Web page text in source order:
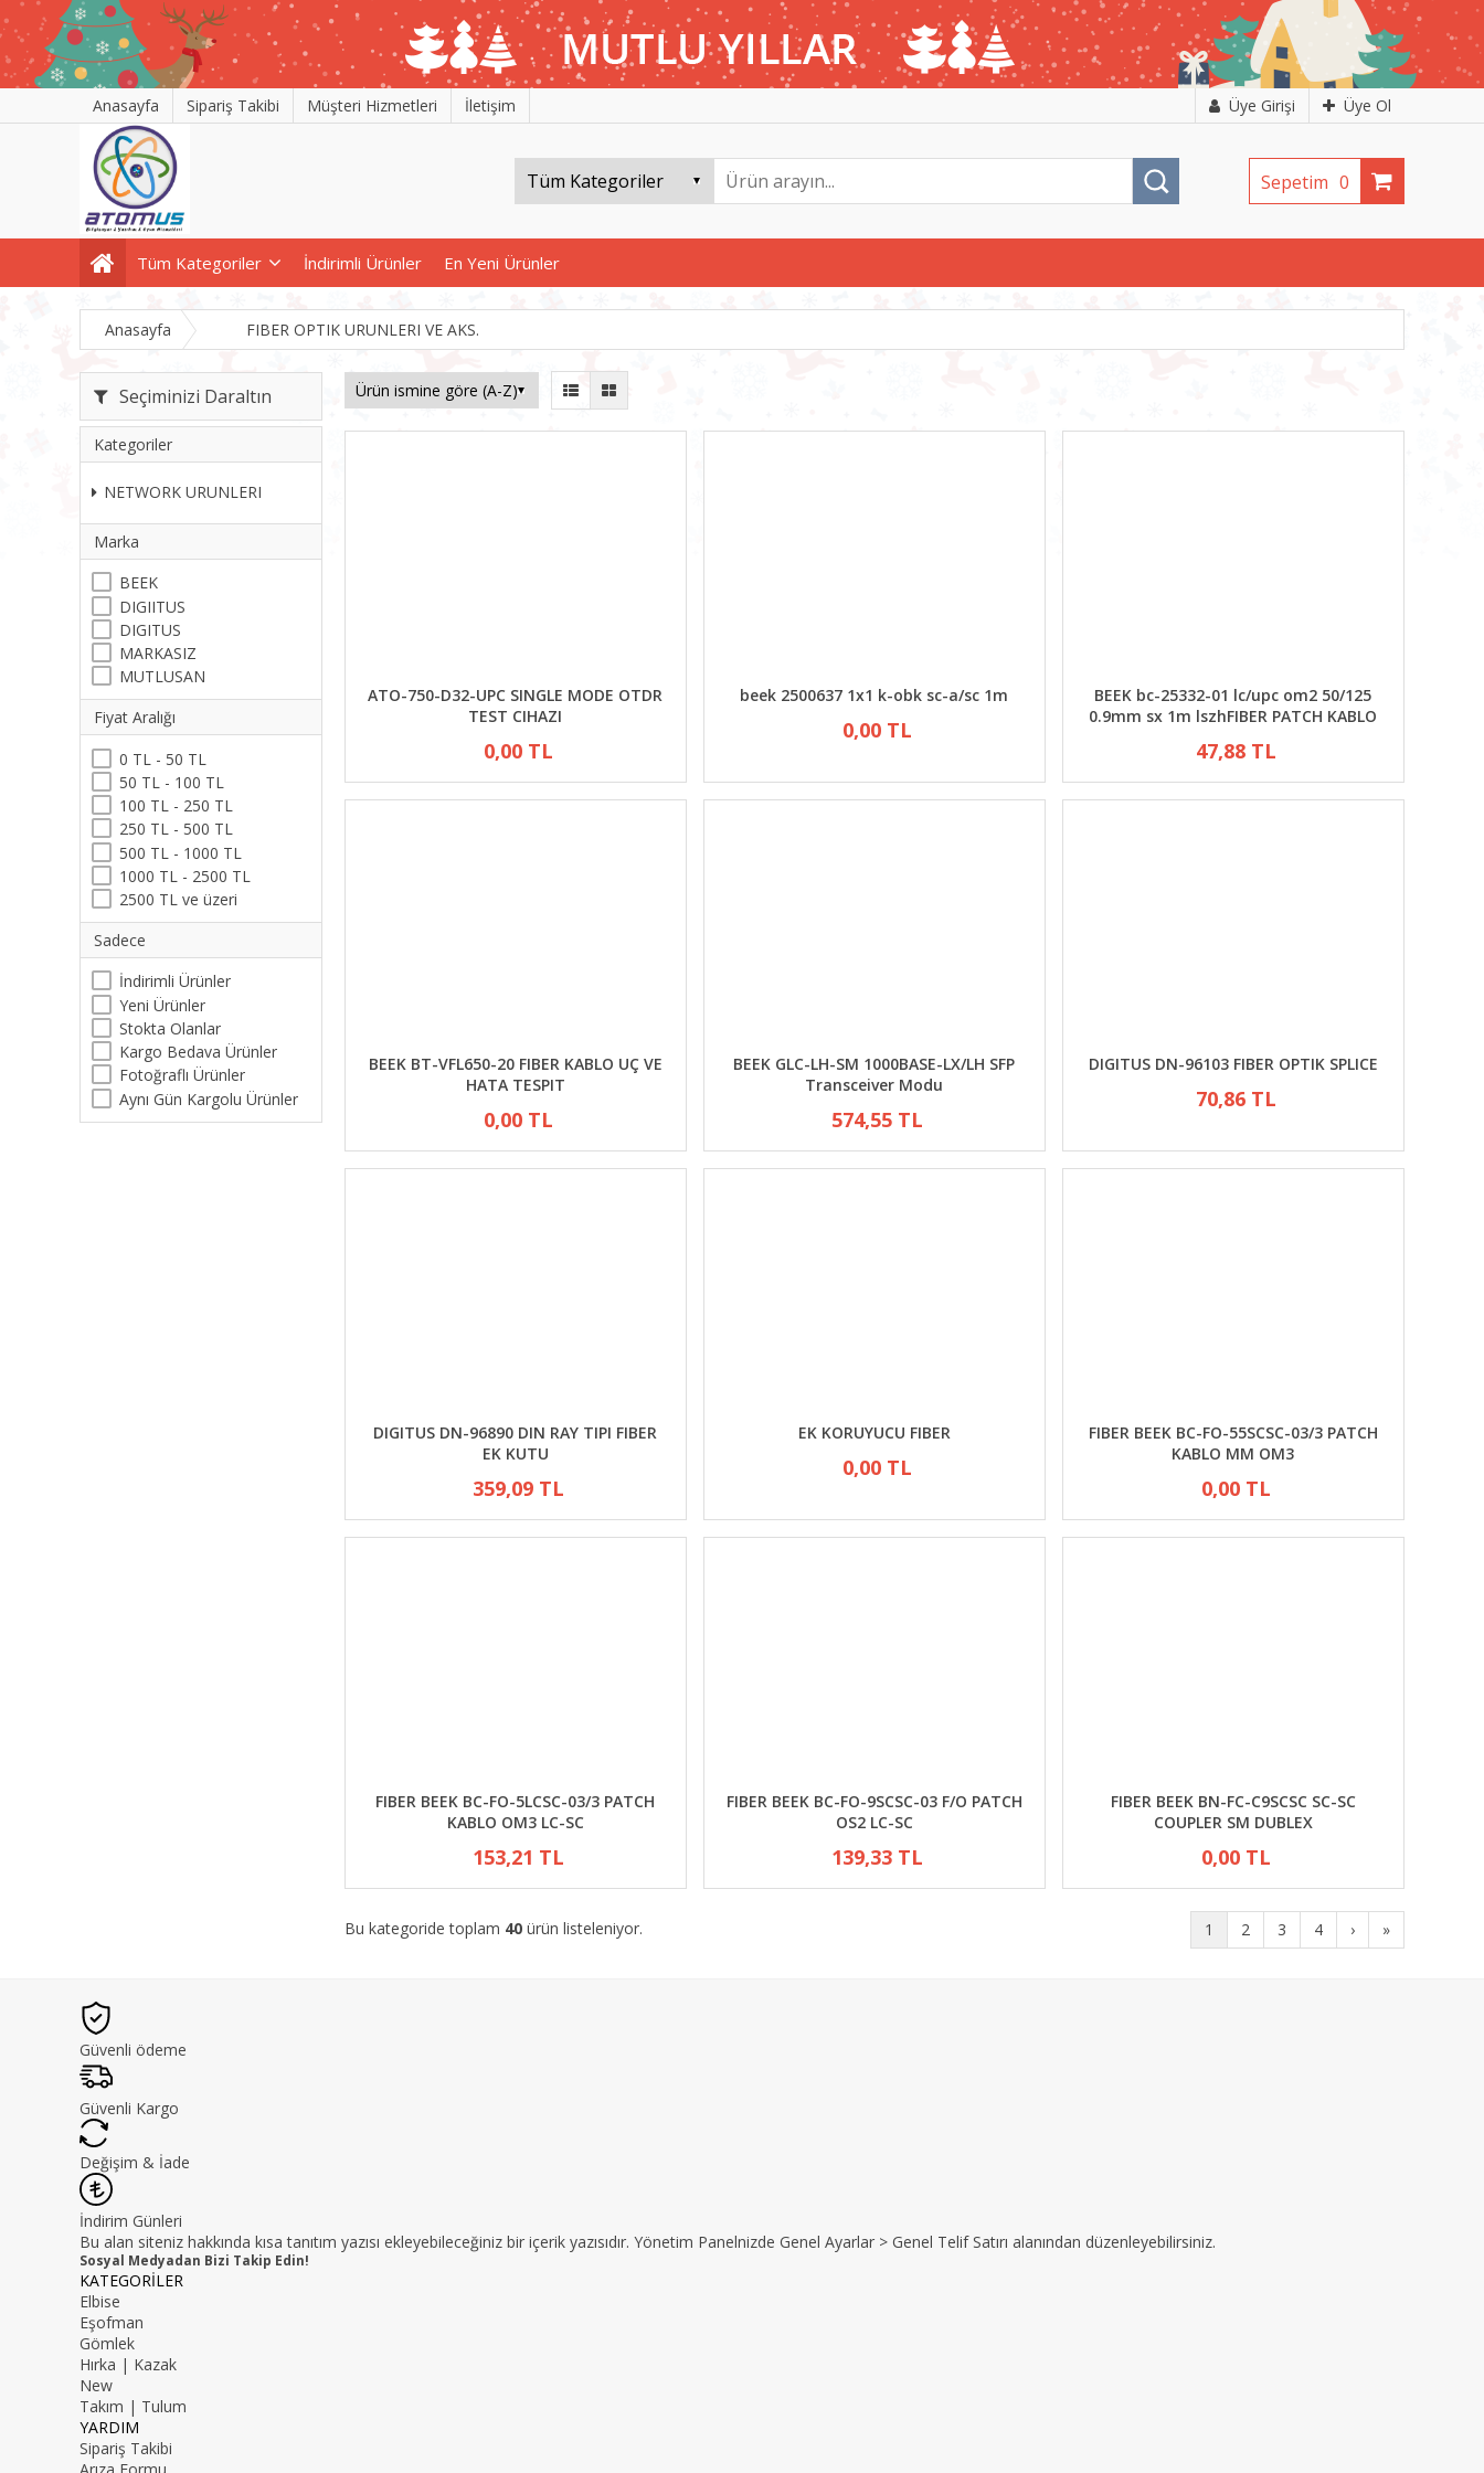
Anasayfa Sipariş Takibi Müşteri Hizmetleri İletişim Üye Girişi Üye Ol
Sepetim 0
Tüm Kategoriler İndirimli Ürünler En Yeni Ürünler
Anasayfa FIBER OPTIK URUNLERI VE AKS.
Seçiminizi Daraltın
Kategoriler
NETWORK URUNLERI
Marka
BEEK
DIGIITUS
DIGITUS
MARKASIZ
MUTLUSAN
Fiyat Aralığı
0 TL - 50 TL
50 TL - 100 TL
100 TL - 250 TL
250 TL - 500 TL
500 TL - 1000 TL
1000 TL - 2500 TL
2500 TL ve üzeri
Sadece
İndirimli Ürünler
Yeni Ürünler
Stokta Olanlar
Kargo Bedava Ürünler
Fotoğraflı Ürünler
Aynı Gün Kargolu Ürünler
ATO-750-D32-UPC SINGLE MODE OTDR
TEST CIHAZI
0,00 TL
beek 2500637 1x1 k-obk sc-a/sc 1m
0,00 TL
BEEK bc-25332-01 lc/upc om2 50/125
0.9mm sx 1m lszhFIBER PATCH KABLO
47,88 TL
BEEK BT-VFL650-20 FIBER KABLO UÇ VE
HATA TESPIT
0,00 TL
BEEK GLC-LH-SM 1000BASE-LX/LH SFP
Transceiver Modu
574,55 TL
DIGITUS DN-96103 FIBER OPTIK SPLICE
70,86 TL
DIGITUS DN-96890 DIN RAY TIPI FIBER
EK KUTU
359,09 TL
EK KORUYUCU FIBER
0,00 TL
FIBER BEEK BC-FO-55SCSC-03/3 PATCH
KABLO MM OM3
0,00 TL
FIBER BEEK BC-FO-5LCSC-03/3 PATCH
KABLO OM3 LC-SC
153,21 TL
FIBER BEEK BC-FO-9SCSC-03 F/O PATCH
OS2 LC-SC
139,33 TL
FIBER BEEK BN-FC-C9SCSC SC-SC
COUPLER SM DUBLEX
0,00 TL
Bu kategoride toplam 40 ürün listeleniyor. 1 2 3 4 › »
Güvenli ödeme
Güvenli Kargo
Değişim & İade
İndirim Günleri
Bu alan siteniz hakkında kısa tanıtım yazısı ekleyebileceğiniz bir içerik yazısıdır. Yönetim Panelnizde Genel Ayarlar > Genel Telif Satırı alanından düzenleyebilirsiniz.
Sosyal Medyadan Bizi Takip Edin!
KATEGORİLER
Elbise
Eşofman
Gömlek
Hırka | Kazak
New
Takım | Tulum
YARDIM
Sipariş Takibi